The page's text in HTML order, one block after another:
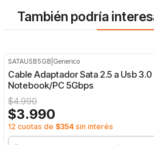
También podría
SATAUSB5GB Generico
Cable Adaptador Sata 2.5 a Usb
Notebook/PC 5Gbps
$4.990
$3.990
12 cuotas de $354 sin interés